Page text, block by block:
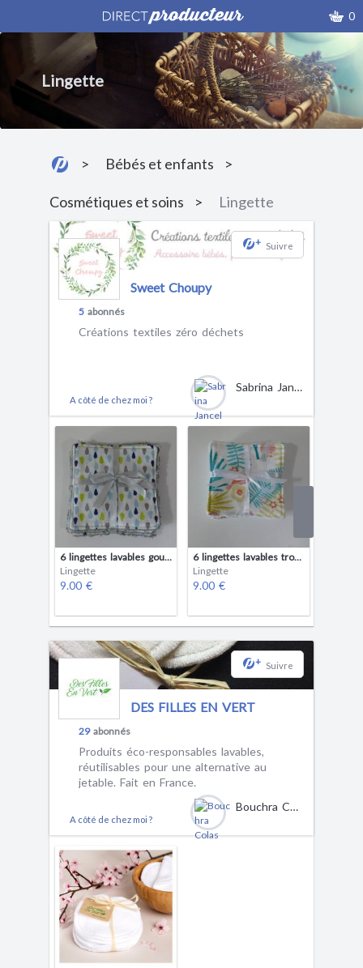
0
Lingette
Bébés et enfants
Cosmétiques et soins Lingette
+ Suivre
Sweet Choupy
5 abonnés
Créations textiles zéro déchets
A côté de chez moi ?
Sabrina Jancel
6 lingettes lavables gouttes bleu et vertes
Lingette
9.00 €
6 lingettes lavables tropicale
Lingette
9.00 €
+ Suivre
DES FILLES EN VERT
29abonnés
Produits éco-responsables lavables,
réutilisables pour une alternative au
jetable. Fait en France.
A côté de chez moi ?
Bouchra Colas